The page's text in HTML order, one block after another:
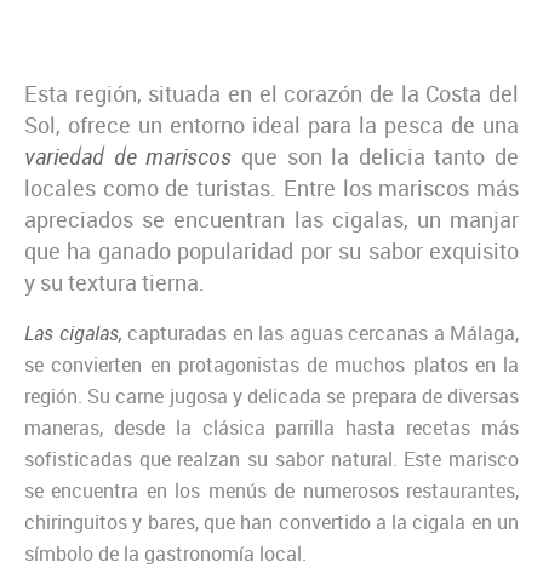
Esta región, situada en el corazón de la Costa del
Sol, ofrece un entorno ideal para la pesca de una
variedad de mariscos que son la delicia tanto de
locales como de turistas. Entre los mariscos más
apreciados se encuentran las cigalas, un manjar
que ha ganado popularidad por su sabor exquisito
y su textura tierna.
Las cigalas, capturadas en las aguas cercanas a Málaga,
se convierten en protagonistas de muchos platos en la
región. Su carne jugosa y delicada se prepara de diversas
maneras, desde la clásica parrilla hasta recetas más
sofisticadas que realzan su sabor natural. Este marisco
se encuentra en los menús de numerosos restaurantes,
chiringuitos y bares, que han convertido a la cigala en un
símbolo de la gastronomía local.